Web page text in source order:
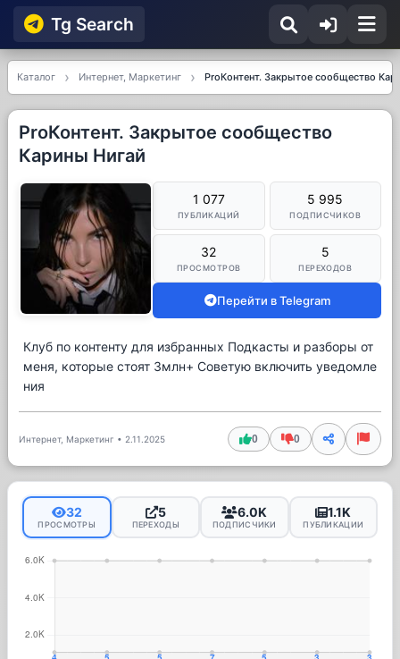
Tg Searсh
Каталог Интернет, Маркетинг ProКонтент. Закрытое сообщество
ProКонтент. Закрытое сообщество
Карины Нигай
1 077
ПУБЛИКАЦИЙ
5 995
ПОДПИСЧИКОВ
32
ПРОСМОТРОВ
5
ПЕРЕХОДОВ
Перейти в Telegram
Клуб по контенту для избранных Подкасты и разборы от
меня, которые стоят 3млн+ Советую включить уведомле
ния
Интернет, Маркетинг • 2.11.2025 0 0
32
ПРОСМОТРЫ
5
ПЕРЕХОДЫ
6.0K
ПОДПИСЧИКИ
1.1K
ПУБЛИКАЦИИ